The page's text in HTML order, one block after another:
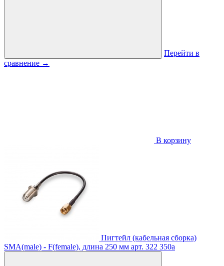
Перейти в
сравнение →
В корзину
Пигтейл (кабельная сборка)
SMA(male) - F(female), длина 250 мм арт. 322 350a